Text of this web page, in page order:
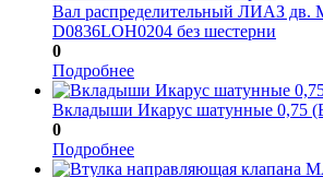
Вал распределительный ЛИАЗ
D0836LOH0204 без шестерни
0
Подробнее
Вкладыши Икарус шатунные 0,75
0
Подробнее